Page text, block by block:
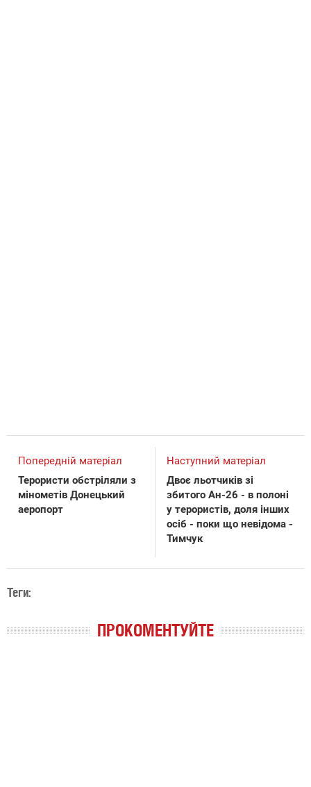
Попередній матеріал
Терористи обстріляли з
мінометів Донецький
аеропорт
Наступний матеріал
Двоє льотчиків зі
збитого Ан-26 - в полоні
у терористів, доля інших
осіб - поки що невідома -
Тимчук
Теги:
ПРОКОМЕНТУЙТЕ